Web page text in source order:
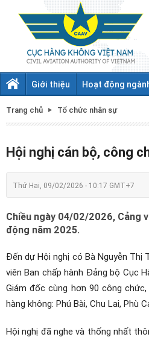
Giới thiệu Hoạt động
Trang chủ Tổ chức nhân sự
Hội nghị cán bộ, công
Thứ Hai, 09/02/2026 - 10:17 GMT+7
Chiều ngày 04/02/2026, Cảng
động năm 2025.
Đến dự Hội nghị có Bà Nguyễn Thị
viên Ban chấp hành Đảng bộ Cục
Giám đốc cùng hơn 90 công
hàng không: Phú Bài, Chu Lai, Phù
Hội nghị đã nghe và thống nhất